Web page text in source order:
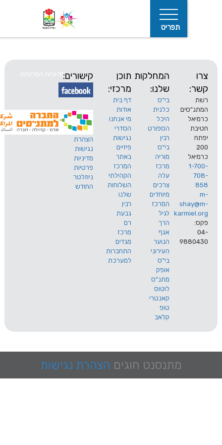
המחלקות
שלנו:
בי"ס
כלנית
היכל
הספורט
רבין
בי"ס
מוריה
מרכז
עלה
צרכים
מיוחדים
המרכז
לגיל
הרך
אגף
הנוער
תוכן
מרכזי:
דף בית
אודות
מי אנחנו
הסדרי
נגישות
פיזיים
באתר
המרכז
הקהילתי
השלוחות
שלנו
רבין
גבעת
רם
מרכז
מגדים
התחברות
למערכת
קישורים:
הצהרת
נגישות
מדיניות
פרטיות
ניוזלטר
החודש
מדיניות הפרטיות
מתנסנט חוגים הצהרת נגישות